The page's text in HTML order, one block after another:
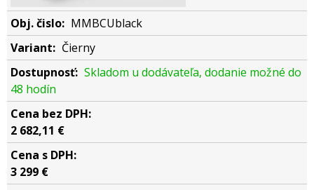
MMBCUblack
Čierny
Skladom u dodávateľa, dodanie možné do
48 hodín
2 682,11 €
3 299 €